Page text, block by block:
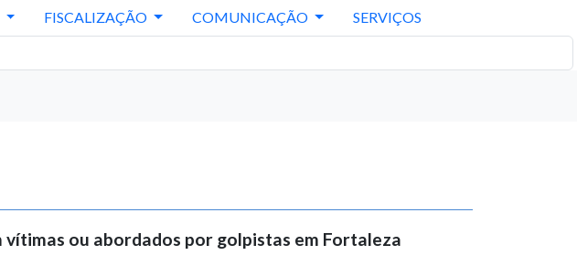
FISCALIZAÇÃO COMUNICAÇÃO SERVIÇOS
ou abordados por golpistas em Fortaleza